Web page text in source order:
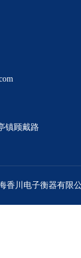
镇顾戴路
香川电子衡器有限